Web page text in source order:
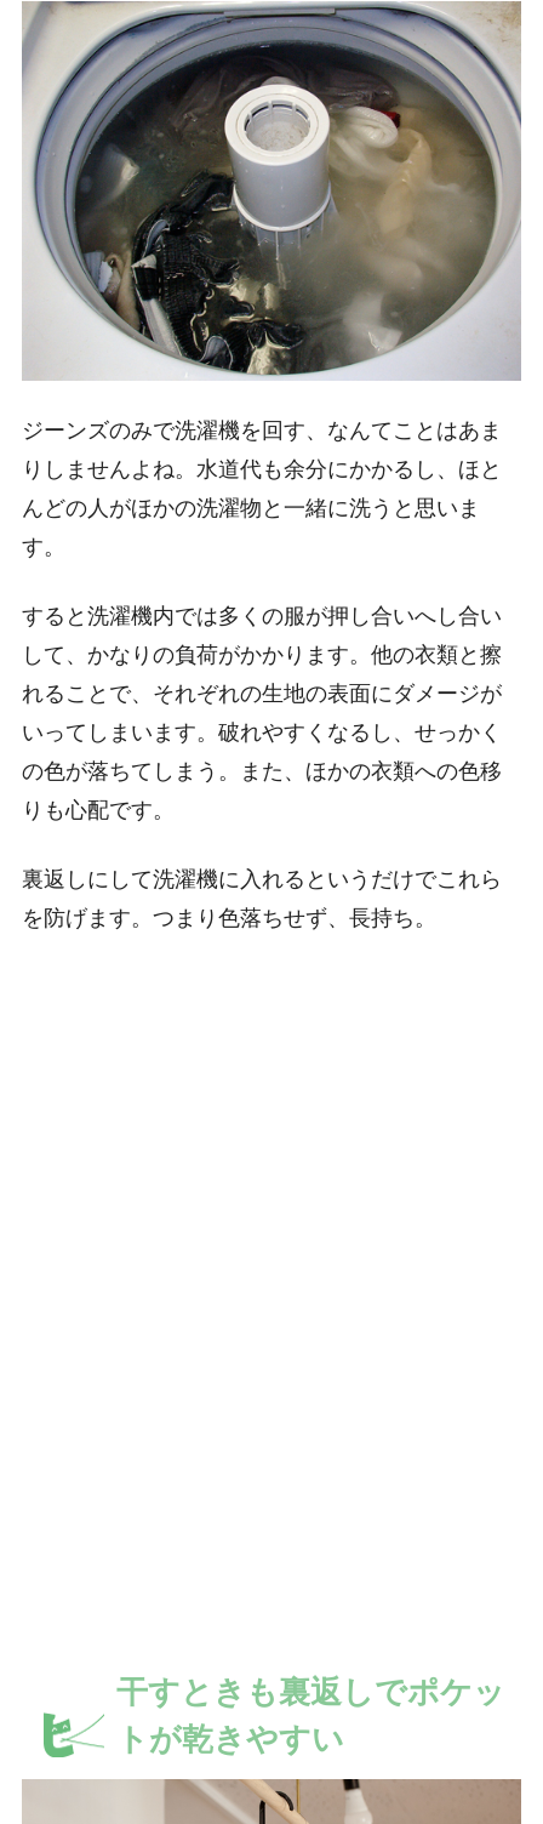
ジーンズのみで洗濯機を回す、なんてことはあま
りしませんよね。水道代も余分にかかるし、ほと
んどの人がほかの洗濯物と一緒に洗うと思いま
す。
すると洗濯機内では多くの服が押し合いへし合い
して、かなりの負荷がかかります。他の衣類と擦
れることで、それぞれの生地の表面にダメージが
いってしまいます。破れやすくなるし、せっかく
の色が落ちてしまう。また、ほかの衣類への色移
りも心配です。
裏返しにして洗濯機に入れるというだけでこれら
を防げます。つまり色落ちせず、長持ち。
干すときも裏返しでポケッ
トが乾きやすい